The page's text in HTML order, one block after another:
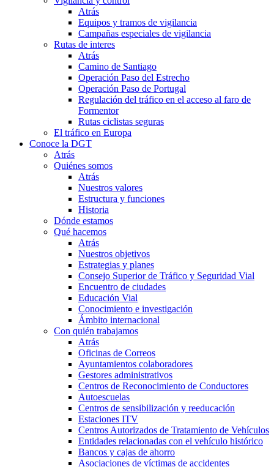
Atrás
Equipos y tramos de vigilancia
Campañas especiales de vigilancia
Rutas de interes
Atrás
Camino de Santiago
Operación Paso del Estrecho
Operación Paso de Portugal
Regulación del tráfico en el acceso al faro de
Formentor
Rutas ciclistas seguras
El tráfico en Europa
Conoce la DGT
Atrás
Quiénes somos
Atrás
Nuestros valores
Estructura y funciones
Historia
Dónde estamos
Qué hacemos
Atrás
Nuestros objetivos
Estrategias y planes
Consejo Superior de Tráfico y Seguridad Vial
Encuentro de ciudades
Educación Vial
Conocimiento e investigación
Ámbito internacional
Con quién trabajamos
Atrás
Oficinas de Correos
Ayuntamientos colaboradores
Gestores administrativos
Centros de Reconocimiento de Conductores
Autoescuelas
Centros de sensibilización y reeducación
Estaciones ITV
Centros Autorizados de Tratamiento de Vehículos
Entidades relacionadas con el vehículo histórico
Bancos y cajas de ahorro
Asociaciones de víctimas de accidentes